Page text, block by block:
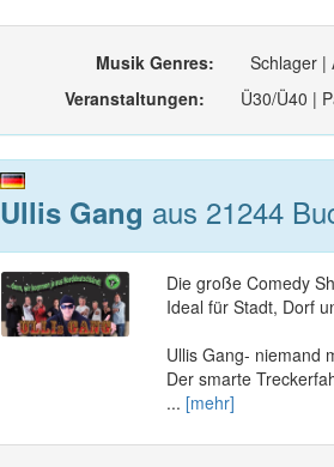
Musik Genres: Schlager |
Veranstaltungen:
Ü30/Ü40 |
Ullis Gang aus 21244
Die große Comedy
Ideal für Stadt, Dorf
Ullis Gang- niemand
Der smarte
... [mehr]